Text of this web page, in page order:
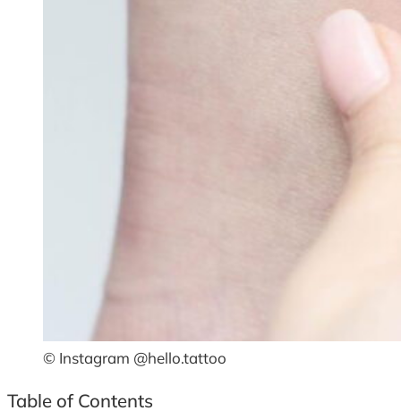
© Instagram @hello.tattoo
Table of Contents